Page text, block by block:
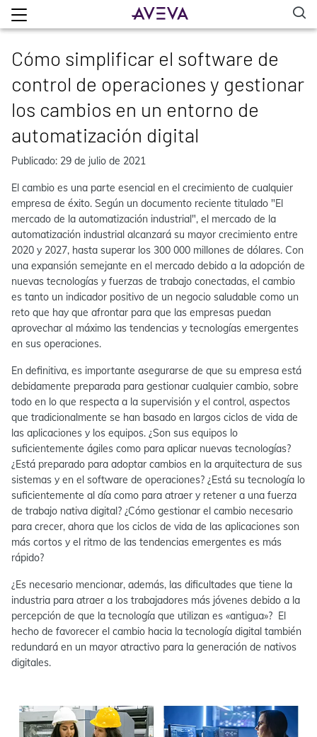
Cómo simplificar el software de
control de operaciones y gestionar
los cambios en un entorno de
automatización digital
Publicado: 29 de julio de 2021
El cambio es una parte esencial en el crecimiento de cualquier
empresa de éxito. Según un documento reciente titulado "El
mercado de la automatización industrial", el mercado de la
automatización industrial alcanzará su mayor crecimiento entre
2020 y 2027, hasta superar los 300 000 millones de dólares. Con
una expansión semejante en el mercado debido a la adopción de
nuevas tecnologías y fuerzas de trabajo conectadas, el cambio
es tanto un indicador positivo de un negocio saludable como un
reto que hay que afrontar para que las empresas puedan
aprovechar al máximo las tendencias y tecnologías emergentes
en sus operaciones.
En definitiva, es importante asegurarse de que su empresa está
debidamente preparada para gestionar cualquier cambio, sobre
todo en lo que respecta a la supervisión y el control, aspectos
que tradicionalmente se han basado en largos ciclos de vida de
las aplicaciones y los equipos. ¿Son sus equipos lo
suficientemente ágiles como para aplicar nuevas tecnologías?
¿Está preparado para adoptar cambios en la arquitectura de sus
sistemas y en el software de operaciones? ¿Está su tecnología lo
suficientemente al día como para atraer y retener a una fuerza
de trabajo nativa digital? ¿Cómo gestionar el cambio necesario
para crecer, ahora que los ciclos de vida de las aplicaciones son
más cortos y el ritmo de las tendencias emergentes es más
rápido?
¿Es necesario mencionar, además, las dificultades que tiene la
industria para atraer a los trabajadores más jóvenes debido a la
percepción de que la tecnología que utilizan es «antigua»? El
hecho de favorecer el cambio hacia la tecnología digital también
redundará en un mayor atractivo para la generación de nativos
digitales.